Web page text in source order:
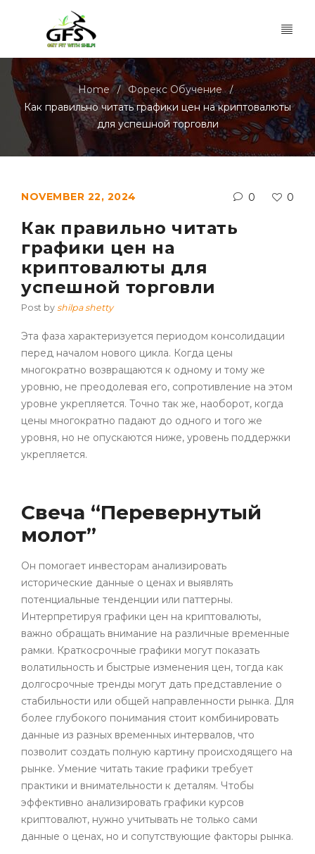
Home / Форекс Обучение /
Как правильно читать графики цен на криптовалюты
для успешной торговли
NOVEMBER 22, 2024 0 0
Как правильно читать
графики цен на
криптовалюты для
успешной торговли
Post by shilpa shetty
Эта фаза характеризуется периодом консолидации
перед началом нового цикла. Когда цены
многократно возвращаются к одному и тому же
уровню, не преодолевая его, сопротивление на этом
уровне укрепляется. Точно так же, наоборот, когда
цены многократно падают до одного и того же
уровня, но не опускаются ниже, уровень поддержки
укрепляется.
Свеча “Перевернутый
молот”
Он помогает инвесторам анализировать
исторические данные о ценах и выявлять
потенциальные тенденции или паттерны.
Интерпретируя графики цен на криптовалюты,
важно обращать внимание на различные временные
рамки. Краткосрочные графики могут показать
волатильность и быстрые изменения цен, тогда как
долгосрочные тренды могут дать представление о
стабильности или общей направленности рынка. Для
более глубокого понимания стоит комбинировать
данные из разных временных интервалов, что
позволит создать полную картину происходящего на
рынке. Умение читать такие графики требует
практики и внимательности к деталям. Чтобы
эффективно анализировать графики курсов
криптовалют, нужно учитывать не только сами
данные о ценах, но и сопутствующие факторы рынка.